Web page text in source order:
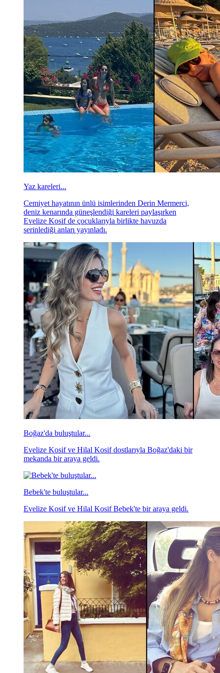
Yaz kareleri...
Cemiyet hayatının ünlü isimlerinden Derin Mermerci,
deniz kenarında güneşlendiği kareleri paylaşırken
Evelize Kosif de çocuklarıyla birlikte havuzda
serinlediği anları yayınladı.
Boğaz'da buluştular...
Evelize Kosif ve Hilal Kosif dostlarıyla Boğaz'daki bir
mekanda bir araya geldi.
Bebek'te buluştular...
Evelize Kosif ve Hilal Kosif Bebek'te bir araya geldi.